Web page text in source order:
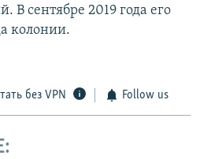
В сентябре 2019 года его
колонии.
без VPN Follow us